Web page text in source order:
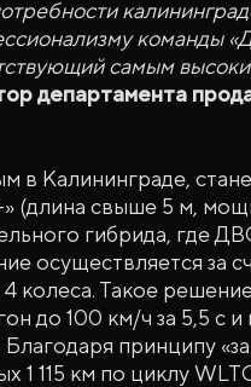
команды
самым
департамента
Калининграде,
(длина свыше 5 м,
гибрида, где
осуществляется за
колеса. Такое
до 100 км/ч за 5,5 с и
принципу
1 115 км по циклу